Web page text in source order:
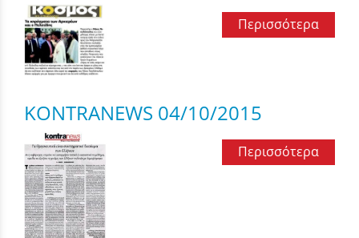
Περισσότερα
KONTRANEWS 04/10/2015
Περισσότερα